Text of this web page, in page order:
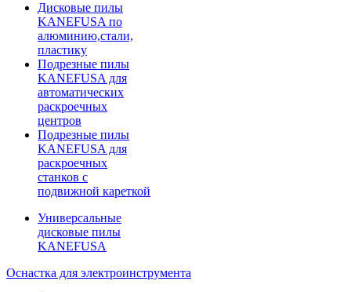
Дисковые пилы
KANEFUSA по
алюминию,стали,
пластику
Подрезные пилы
KANEFUSA для
автоматических
раскроечных
центров
Подрезные пилы
KANEFUSA для
раскроечных
станков с
подвижной кареткой
Универсальные
дисковые пилы
KANEFUSA
Оснастка для электроинструмента